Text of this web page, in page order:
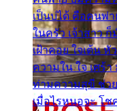
เป็นบ่ได้ คือคนพ่
ในครัว เจ้าสาว ก็
เฝ้าคอย ใจเต้น หั
ความใน ใจ เศร้
ท่ามความสุขี ช่วย
เมื่อไรหนอจะ โ